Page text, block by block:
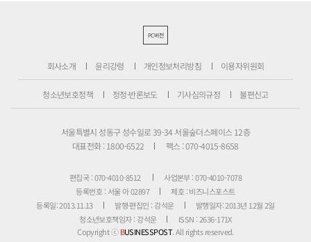
PC버전
회사소개 윤리강령 개인정보처리방침 이용자위원회
청소년보호정책 정정·반론보도 기사심의규정 불편신고
서울특별시 성동구 성수일로 39-34 서울숲더스페이스 12층
대표전화 : 1800-6522
팩스 : 070-4015-8658
편집국 : 070-4010-8512
사업본부 : 070-4010-7078
등록번호 : 서울 아 02897
제호 : 비즈니스포스트
등록일: 2013.11.13
발행·편집인 : 강석운
발행일자: 2013년 12월 2일
청소년보호책임자 : 강석운
ISSN : 2636-171X
Copyright ⓒBUSINESSPOST. All rights reserved.